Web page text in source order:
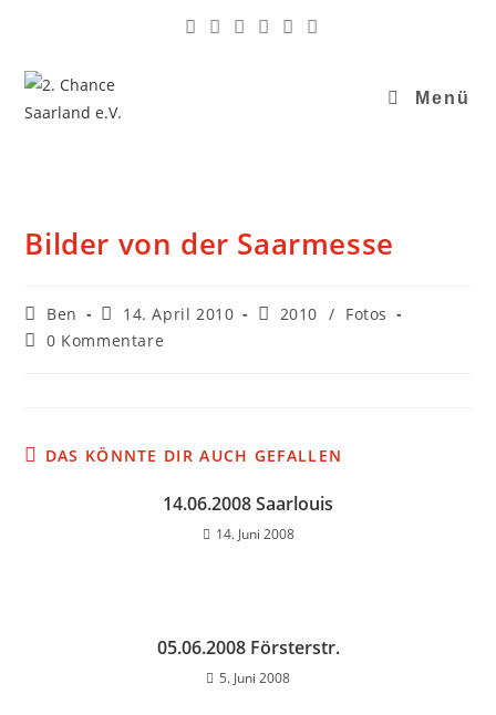
Menü
Bilder von der Saarmesse
Ben 14. April 2010 2010 / Fotos
0 Kommentare
DAS KÖNNTE DIR AUCH GEFALLEN
14.06.2008 Saarlouis
14. Juni 2008
05.06.2008 Försterstr.
5. Juni 2008